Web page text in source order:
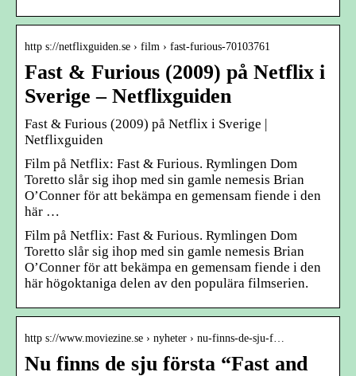
http s://netflixguiden.se › film › fast-furious-70103761
Fast & Furious (2009) på Netflix i
Sverige – Netflixguiden
Fast & Furious (2009) på Netflix i Sverige |
Netflixguiden
Film på Netflix: Fast & Furious. Rymlingen Dom
Toretto slår sig ihop med sin gamle nemesis Brian
O’Conner för att bekämpa en gemensam fiende i den
här …
Film på Netflix: Fast & Furious. Rymlingen Dom
Toretto slår sig ihop med sin gamle nemesis Brian
O’Conner för att bekämpa en gemensam fiende i den
här högoktaniga delen av den populära filmserien.
http s://www.moviezine.se › nyheter › nu-finns-de-sju-f…
Nu finns de sju första “Fast and